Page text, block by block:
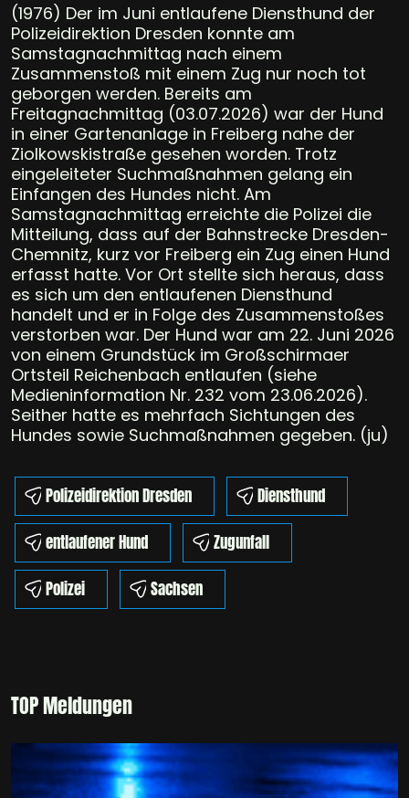
(1976) Der im Juni entlaufene Diensthund der
Polizeidirektion Dresden konnte am
Samstagnachmittag nach einem
Zusammenstoß mit einem Zug nur noch tot
geborgen werden. Bereits am
Freitagnachmittag (03.07.2026) war der Hund
in einer Gartenanlage in Freiberg nahe der
Ziolkowskistraße gesehen worden. Trotz
eingeleiteter Suchmaßnahmen gelang ein
Einfangen des Hundes nicht. Am
Samstagnachmittag erreichte die Polizei die
Mitteilung, dass auf der Bahnstrecke Dresden-
Chemnitz, kurz vor Freiberg ein Zug einen Hund
erfasst hatte. Vor Ort stellte sich heraus, dass
es sich um den entlaufenen Diensthund
handelt und er in Folge des Zusammenstoßes
verstorben war. Der Hund war am 22. Juni 2026
von einem Grundstück im Großschirmaer
Ortsteil Reichenbach entlaufen (siehe
Medieninformation Nr. 232 vom 23.06.2026).
Seither hatte es mehrfach Sichtungen des
Hundes sowie Suchmaßnahmen gegeben. (ju)
Polizeidirektion Dresden
Diensthund
entlaufener Hund
Zugunfall
Polizei
Sachsen
TOP Meldungen